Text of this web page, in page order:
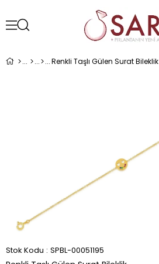
Renkli Taşlı Gülen Surat Bileklik
Stok Kodu SPBL-00051195